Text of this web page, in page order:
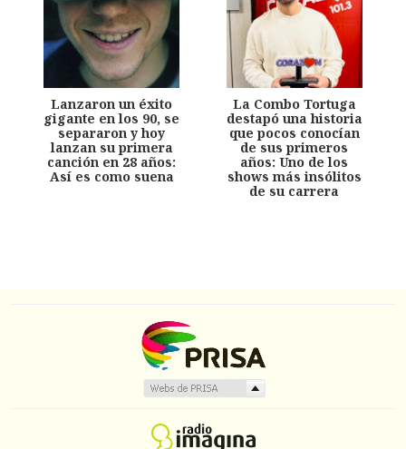
Lanzaron un éxito
gigante en los 90, se
separaron y hoy
lanzan su primera
canción en 28 años:
Así es como suena
La Combo Tortuga
destapó una historia
que pocos conocían
de sus primeros
años: Uno de los
shows más insólitos
de su carrera